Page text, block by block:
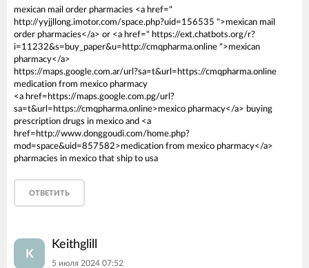
mexican mail order pharmacies <a href="
http://yyjjllong.imotor.com/space.php?uid=156535 ">mexican mail
order pharmacies</a> or <a href=" https://ext.chatbots.org/r?
i=11232&s=buy_paper&u=http://cmqpharma.online ">mexican
pharmacy</a>
https://maps.google.com.ar/url?sa=t&url=https://cmqpharma.online
medication from mexico pharmacy
<a href=https://maps.google.com.pg/url?
sa=t&url=https://cmqpharma.online>mexico pharmacy</a> buying
prescription drugs in mexico and <a
href=http://www.donggoudi.com/home.php?
mod=space&uid=857582>medication from mexico pharmacy</a>
pharmacies in mexico that ship to usa
ОТВЕТИТЬ
K
Keithglill
5 июля 2024 07:52